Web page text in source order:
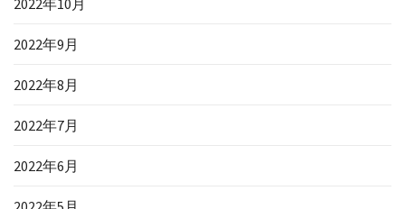
2022年10月
2022年9月
2022年8月
2022年7月
2022年6月